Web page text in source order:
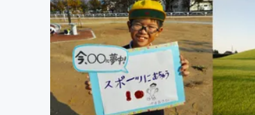
アート・写真
テクノロジー・ガジェット
映像・映画